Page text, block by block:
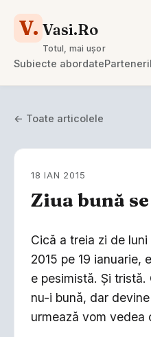
V. Vasi.Ro
Totul, mai ușor
Subiecte abordateParteneri
← Toate articolele
18 IAN 2015
Ziua bună
Cică a treia zi de
2015 pe 19 ianuarie,
e pesimistă. Şi tristă.
nu-i bună, dar
urmează vom vedea